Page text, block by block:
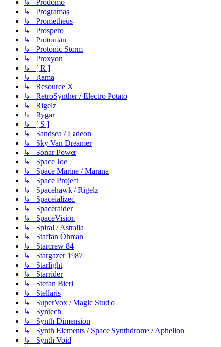
↳ Prodomo
↳ Programas
↳ Prometheus
↳ Prospero
↳ Protoman
↳ Protonic Storm
↳ Proxyon
↳ [ R ]
↳ Rama
↳ Resource X
↳ RetroSynther / Electro Potato
↳ Rigelz
↳ Rygar
↳ [ S ]
↳ Sandsea / Ladeon
↳ Sky Van Dreamer
↳ Sonar Power
↳ Space Joe
↳ Space Marine / Marana
↳ Space Project
↳ Spacehawk / Rigelz
↳ Spaceialized
↳ Spaceraider
↳ SpaceVision
↳ Spiral / Astralia
↳ Staffan Öhman
↳ Starcrew 84
↳ Stargazer 1987
↳ Starlight
↳ Starrider
↳ Stefan Bieri
↳ Stellaris
↳ SuperVox / Magic Studio
↳ Syntech
↳ Synth Dimension
↳ Synth Elements / Space Synthdrome / Aphelion
↳ Synth Void